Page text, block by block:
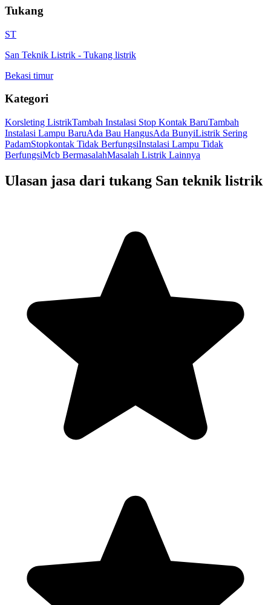
Tukang
ST
San Teknik Listrik - Tukang listrik
Bekasi timur
Kategori
Korsleting ListrikTambah Instalasi Stop Kontak BaruTambah
Instalasi Lampu BaruAda Bau HangusAda BunyiListrik Sering
PadamStopkontak Tidak BerfungsiInstalasi Lampu Tidak
BerfungsiMcb BermasalahMasalah Listrik Lainnya
Ulasan jasa dari tukang San teknik listrik